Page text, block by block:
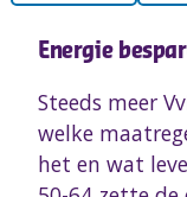
Energie
Steeds meer
welke
het en wat